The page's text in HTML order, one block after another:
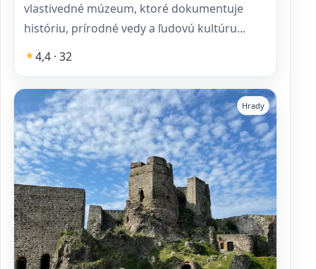
vlastivedné múzeum, ktoré dokumentuje
históriu, prírodné vedy a ľudovú kultúru...
4,4 · 32
Hrady